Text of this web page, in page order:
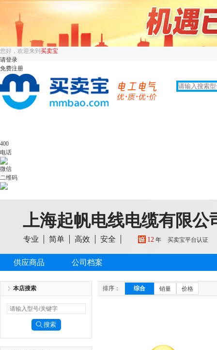
您好，欢迎来到 买卖宝
请登录
免费注册
400
电话
微信
二维码
上海起帆电线电缆有限公
专业 简单 高效 安全 12 年 买卖宝平台认证
供应商品 公司档案
排序： 综合 销量 价格
本店搜索